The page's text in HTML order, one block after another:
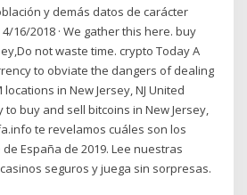
y demás datos de carácter
16/2018 · We gather this here. buy
not waste time. crypto Today A
to obviate the dangers of dealing
locations in New Jersey, NJ United
to buy and sell bitcoins in New Jersey,
te revelamos cuáles son los
España de 2019. Lee nuestras
seguros y juega sin sorpresas.